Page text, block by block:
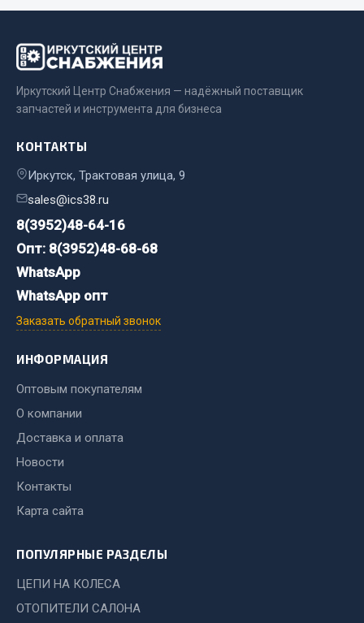
Тормозная система
Двери
Окно ветровое
Двигатель
Показать ещё
Весь раздел
Запчасти Урал
Двигатель
Мост задний
Система выпуска газа
Весь раздел
Двигатель
Система питания
Иркутский Центр Снабжения — надёжный поставщик
запчастей и инструмента для бизнеса
КОНТАКТЫ
Иркутск, Трактовая улица, 9
sales@ics38.ru
8(3952)48-64-16
Опт: 8(3952)48-68-68
WhatsApp
WhatsApp опт
Заказать обратный звонок
ИНФОРМАЦИЯ
Оптовым покупателям
О компании
Доставка и оплата
Новости
Контакты
Карта сайта
ПОПУЛЯРНЫЕ РАЗДЕЛЫ
ЦЕПИ НА КОЛЕСА
ОТОПИТЕЛИ САЛОНА